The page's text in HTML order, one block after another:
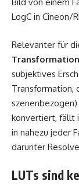
LogC in Cineon/
Relevanter für
subjektives
Transformation,
konvertiert, fällt
in nahezu jeder
darunter
LUTs sind